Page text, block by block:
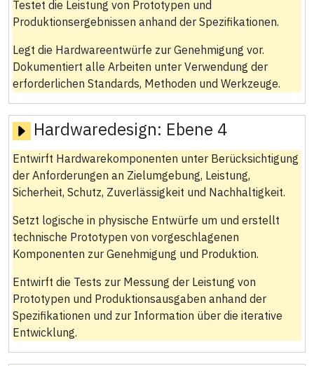
Testet die Leistung von Prototypen und
Produktionsergebnissen anhand der Spezifikationen.
Legt die Hardwareentwürfe zur Genehmigung vor.
Dokumentiert alle Arbeiten unter Verwendung der
erforderlichen Standards, Methoden und Werkzeuge.
Hardwaredesign: Ebene 4
Entwirft Hardwarekomponenten unter Berücksichtigung
der Anforderungen an Zielumgebung, Leistung,
Sicherheit, Schutz, Zuverlässigkeit und Nachhaltigkeit.
Setzt logische in physische Entwürfe um und erstellt
technische Prototypen von vorgeschlagenen
Komponenten zur Genehmigung und Produktion.
Entwirft die Tests zur Messung der Leistung von
Prototypen und Produktionsausgaben anhand der
Spezifikationen und zur Information über die iterative
Entwicklung.